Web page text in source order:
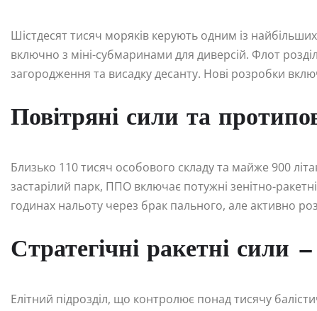
Шістдесят тисяч моряків керують одним із
включно з міні-субмаринами для диверсій. Флот
загородження та висадку десанту. Нові розробки
Повітряні сили та
Близько 110 тисяч особового складу та майже 900
застарілий парк, ППО включає потужні зенітно-
годинах нальоту через брак пального, але активно
Стратегічні ракетні сили
Елітний підрозділ, що контролює понад тисячу